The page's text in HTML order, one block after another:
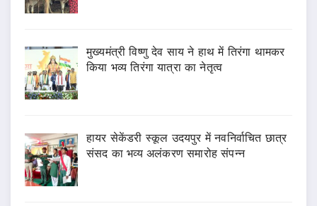
मुख्यमंत्री विष्णु देव साय ने हाथ में तिरंगा थामकर
किया भव्य तिरंगा यात्रा का नेतृत्व
हायर सेकेंडरी स्कूल उदयपुर में नवनिर्वाचित छात्र
संसद का भव्य अलंकरण समारोह संपन्न